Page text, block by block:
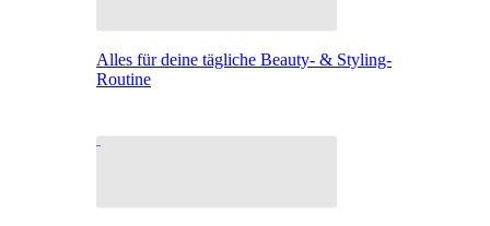
Alles für deine tägliche Beauty- & Styling-
Routine